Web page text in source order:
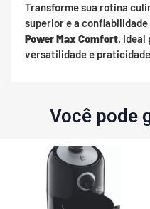
Transforme sua rotina
superior e a confiabilidade
Power Max Comfort. Ideal
versatilidade e
Você pode